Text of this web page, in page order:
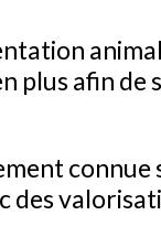
plus afin de
connue
des